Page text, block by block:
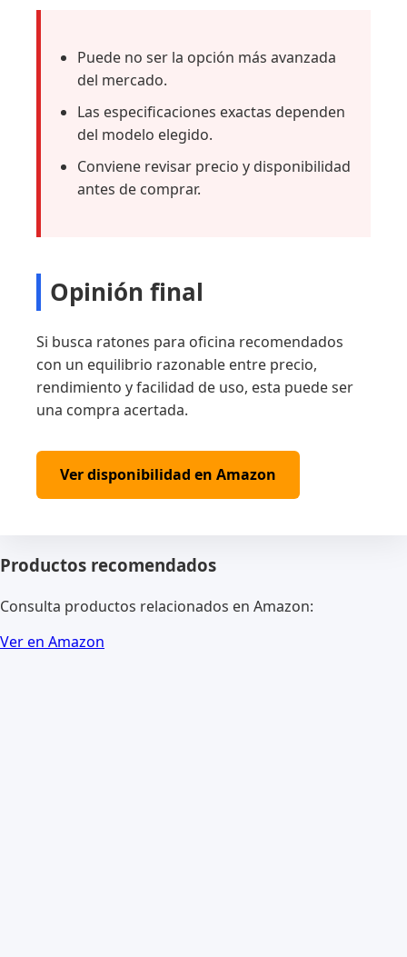
Puede no ser la opción más avanzada
del mercado.
Las especificaciones exactas dependen
del modelo elegido.
Conviene revisar precio y disponibilidad
antes de comprar.
Opinión final
Si busca ratones para oficina recomendados
con un equilibrio razonable entre precio,
rendimiento y facilidad de uso, esta puede ser
una compra acertada.
Ver disponibilidad en Amazon
Productos recomendados
Consulta productos relacionados en Amazon:
Ver en Amazon